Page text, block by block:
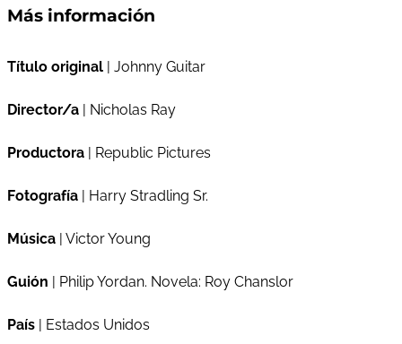
Más información
Título original | Johnny Guitar
Director/a | Nicholas Ray
Productora | Republic Pictures
Fotografía | Harry Stradling Sr.
Música | Victor Young
Guión | Philip Yordan. Novela: Roy Chanslor
País | Estados Unidos